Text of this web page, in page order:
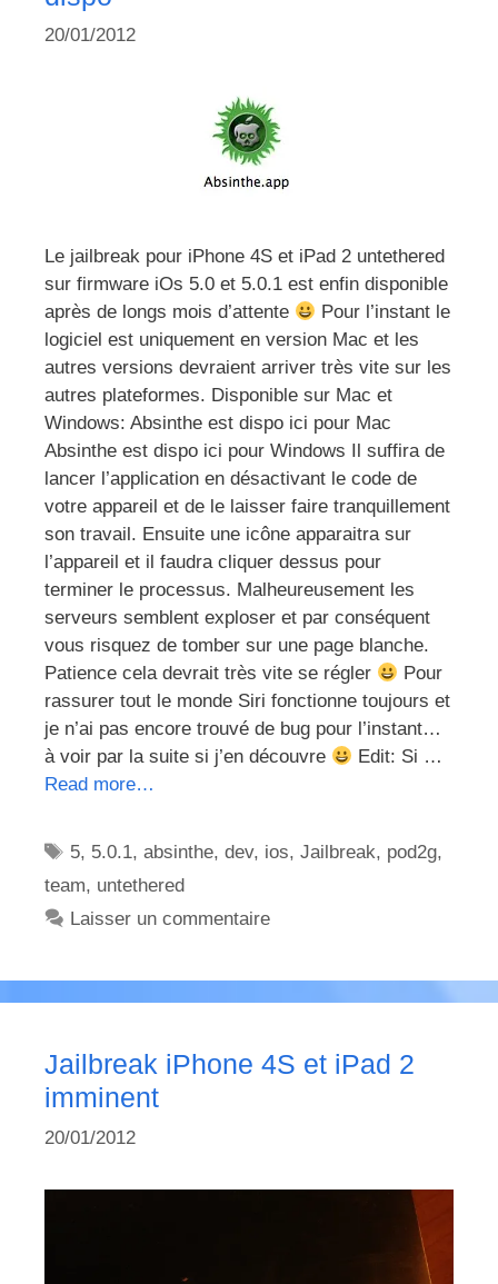
20/01/2012
Le jailbreak pour iPhone 4S et iPad 2 untethered
sur firmware iOs 5.0 et 5.0.1 est enfin disponible
après de longs mois d’attente
Pour l’instant le
logiciel est uniquement en version Mac et les
autres versions devraient arriver très vite sur les
autres plateformes. Disponible sur Mac et
Windows: Absinthe est dispo ici pour Mac
Absinthe est dispo ici pour Windows Il suffira de
lancer l’application en désactivant le code de
votre appareil et de le laisser faire tranquillement
son travail. Ensuite une icône apparaitra sur
l’appareil et il faudra cliquer dessus pour
terminer le processus. Malheureusement les
serveurs semblent exploser et par conséquent
vous risquez de tomber sur une page blanche.
Patience cela devrait très vite se régler
Pour
rassurer tout le monde Siri fonctionne toujours et
je n’ai pas encore trouvé de bug pour l’instant…
à voir par la suite si j’en découvre
Edit: Si …
Read more…
Étiquettes
5, 5.0.1,absinthe,dev, ios,Jailbreak, pod2g,
team, untethered
Laisser un commentaire
Jailbreak iPhone 4S et iPad 2
imminent
20/01/2012